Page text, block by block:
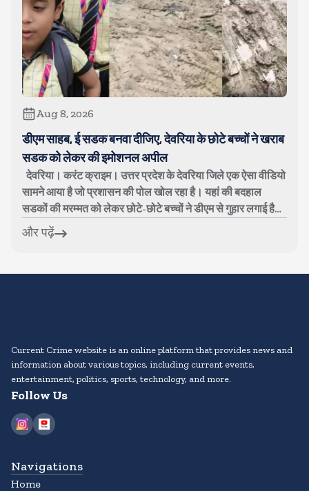
Aug 8, 2026
डीएम साहब, ई सडक बनवा दीजिए, देवरिया के छोटे बच्चों ने खराब
सडक को लेकर की इमोशनल अपील
देवरिया। करंट क्राइम। उत्तर प्रदेश के देवरिया जिले एक ऐसा वीडियो
सामने आया है जो प्रशासन की पोल खोल रहा है। यहां की बदहाल
सडकों की मरम्मत को लेकर छोटे-छोटे बच्चों ने डीएम से गुहार लगाई है।
बच्चों का...
और पढ़ें
Current Crime website is an online platform that provides news and
information about various topics, including current events,
entertainment, politics, sports, technology, and more.
Follow Us
Navigations
Home